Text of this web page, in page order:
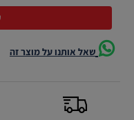
שאל אותנו על מוצר זה